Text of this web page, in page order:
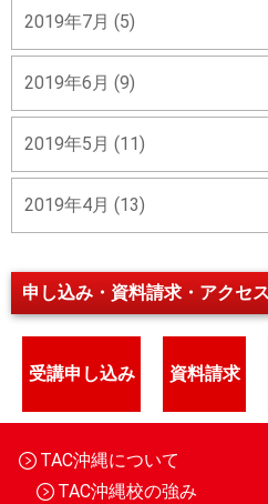
2019年7月 (5)
2019年6月 (9)
2019年5月 (11)
2019年4月 (13)
申し込み・資料請求・アクセ
受講申し込み 資料請求
TAC沖縄について
TAC沖縄校の強み